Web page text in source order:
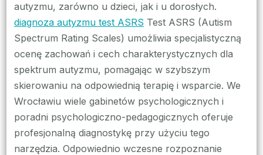
autyzmu, zarówno u dzieci, jak i u dorosłych.
diagnoza autyzmu test ASRS Test ASRS (Autism
Spectrum Rating Scales) umożliwia specjalistyczną
ocenę zachowań i cech charakterystycznych dla
spektrum autyzmu, pomagając w szybszym
skierowaniu na odpowiednią terapię i wsparcie. We
Wrocławiu wiele gabinetów psychologicznych i
poradni psychologiczno-pedagogicznych oferuje
profesjonalną diagnostykę przy użyciu tego
narzędzia. Odpowiednio wczesne rozpoznanie